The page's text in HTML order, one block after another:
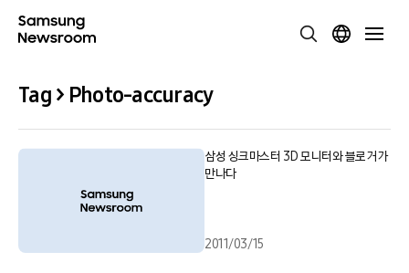
Tag > Photo-accuracy
삼성 싱크마스터 3D 모니터와 블로거가
만나다
2011/03/15